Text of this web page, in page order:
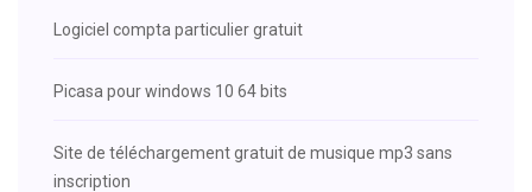
Logiciel compta particulier gratuit
Picasa pour windows 10 64 bits
Site de téléchargement gratuit de musique mp3 sans
inscription